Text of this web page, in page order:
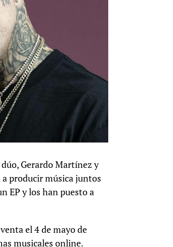
dúo, Gerardo Martínez y
producir música juntos
EP y los han puesto a
el 4 de mayo de
musicales online.